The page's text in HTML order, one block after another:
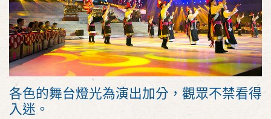
各色的舞台燈光為演出加分，觀眾不禁看得
入迷。